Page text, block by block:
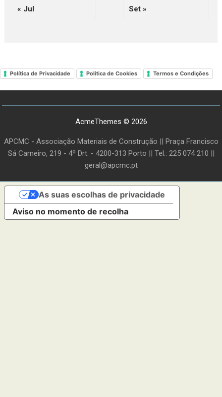
« Jul Set »
Política de Privacidade Política de Cookies Termos e Condições
AcmeThemes © 2026
APCMC - Associação Materiais de Construção || Praça Francisco
Sá Carneiro, 219 - 4º Drt. - 4200-313 Porto || Tel.: 225 074 210 ||
geral@apcmc.pt
Aviso no momento de recolha
As suas escolhas de privacidade